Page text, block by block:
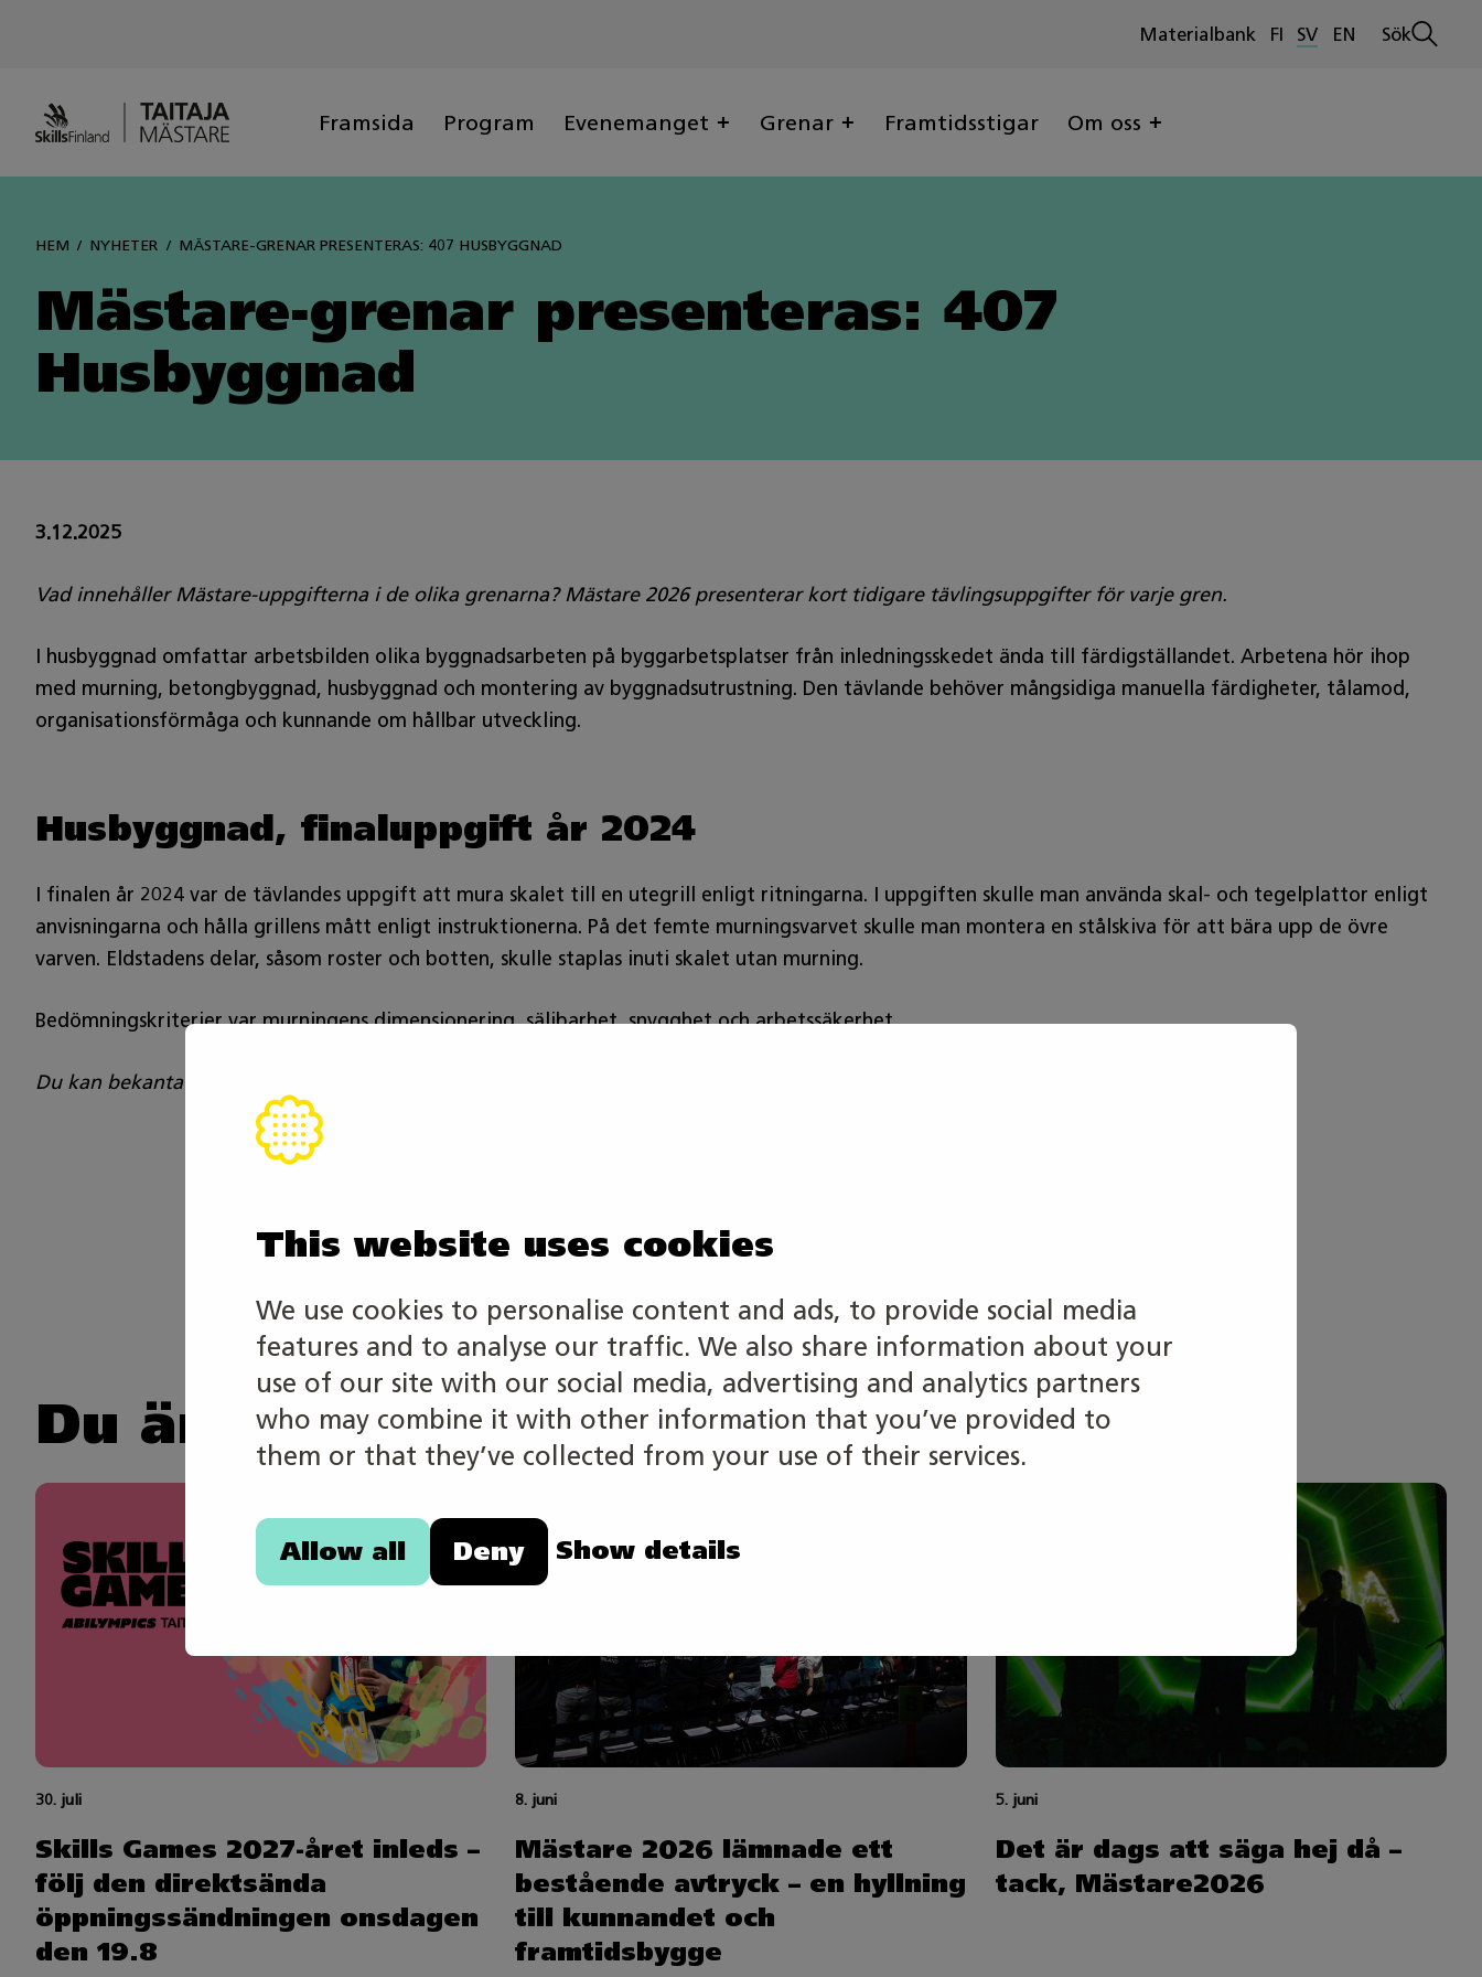
This website uses cookies
We use cookies to personalise content and ads, to provide social media
features and to analyse our traffic. We also share information about your
use of our site with our social media, advertising and analytics partners
who may combine it with other information that you’ve provided to
them or that they’ve collected from your use of their services.
Allow all Deny Show details
Materialbank FI SV EN
Öppna
Sök
Framsida Program Evenemanget Grenar Framtidsstigar Om oss
HEM NYHETER MÄSTARE-GRENAR PRESENTERAS: 407 HUSBYGGNAD
Mästare-grenar presenteras: 407
Husbyggnad
3.12.2025
Vad innehåller Mästare-uppgifterna i de olika grenarna? Mästare 2026 presenterar kort tidigare tävlingsuppgifter för varje gren.
I husbyggnad omfattar arbetsbilden olika byggnadsarbeten på byggarbetsplatser från inledningsskedet ända till färdigställandet. Arbetena hör ihop
med murning, betongbyggnad, husbyggnad och montering av byggnadsutrustning. Den tävlande behöver mångsidiga manuella färdigheter, tålamod,
organisationsförmåga och kunnande om hållbar utveckling.
Husbyggnad, finaluppgift år 2024
I finalen år 2024 var de tävlandes uppgift att mura skalet till en utegrill enligt ritningarna. I uppgiften skulle man använda skal- och tegelplattor enligt
anvisningarna och hålla grillens mått enligt instruktionerna. På det femte murningsvarvet skulle man montera en stålskiva för att bära upp de övre
varven. Eldstadens delar, såsom roster och botten, skulle staplas inuti skalet utan murning.
Bedömningskriterier var murningens dimensionering, säljbarhet, snygghet och arbetssäkerhet.
Du kan bekanta dig med uppgifter från tidigare års Mästare-tävlingar i Skills Finlands uppgiftsbank:
TWITTER FACEBOOK
Du är möjligen intresserad av
30. juli
Skills Games 2027-året inleds –
följ den direktsända
öppningssändningen onsdagen
den 19.8
8. juni
Mästare 2026 lämnade ett
bestående avtryck – en hyllning
till kunnandet och
framtidsbygge
5. juni
Det är dags att säga hej då –
tack, Mästare2026